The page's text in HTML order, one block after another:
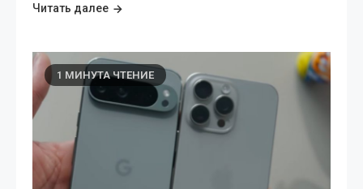
Читать далее
1 МИНУТА ЧТЕНИЕ